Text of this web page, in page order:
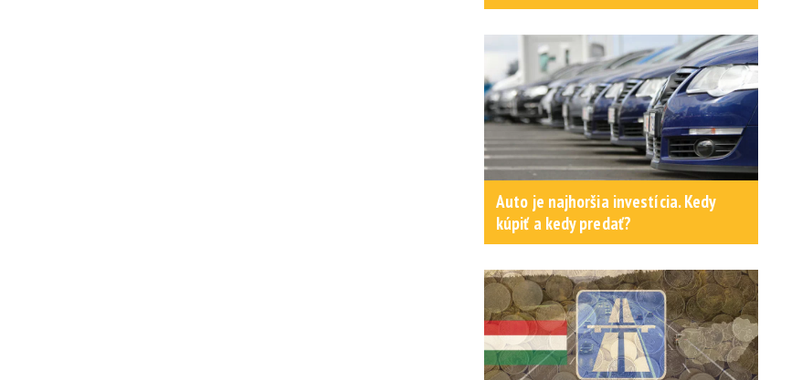
Auto je najhoršia investícia. Kedy
kúpiť a kedy predať?